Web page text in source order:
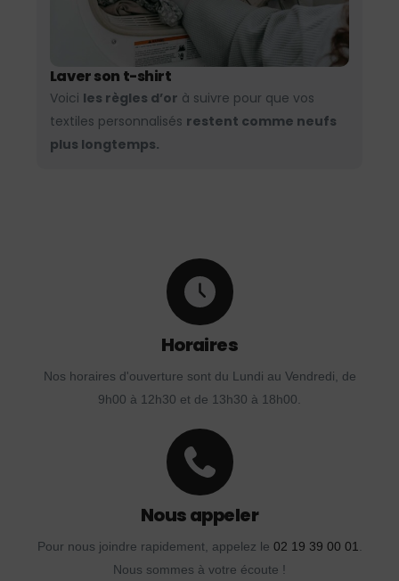
Laver son t-shirt
Voici les règles d’or à suivre pour que vos
textiles personnalisés restent comme neufs
plus longtemps.
Horaires
Nos horaires d'ouverture sont du Lundi au Vendredi, de
9h00 à 12h30 et de 13h30 à 18h00.
Nous appeler
Pour nous joindre rapidement, appelez le 02 19 39 00 01.
Nous sommes à votre écoute !